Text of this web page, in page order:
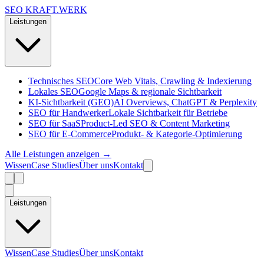
SEO KRAFT.WERK
Leistungen
Technisches SEOCore Web Vitals, Crawling & Indexierung
Lokales SEOGoogle Maps & regionale Sichtbarkeit
KI-Sichtbarkeit (GEO)AI Overviews, ChatGPT & Perplexity
SEO für HandwerkerLokale Sichtbarkeit für Betriebe
SEO für SaaSProduct-Led SEO & Content Marketing
SEO für E-CommerceProdukt- & Kategorie-Optimierung
Alle Leistungen anzeigen →
WissenCase StudiesÜber unsKontakt
Leistungen
WissenCase StudiesÜber unsKontakt